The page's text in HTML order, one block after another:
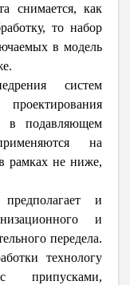
снимается, как
то набор
в модель
систем
в подавляющем
на
рамках не ниже,
и
и
передела.
технологу